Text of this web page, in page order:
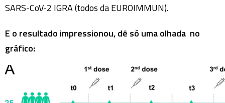
SARS-CoV-2 IGRA (todos da EUROIMMUN).
E o resultado impressionou, dê só uma olhada no
gráfico: